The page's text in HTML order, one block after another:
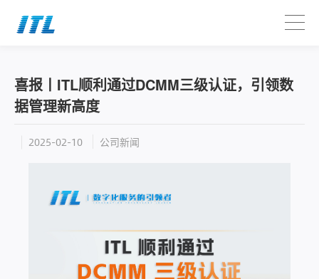
喜报丨ITL顺利通过DCMM三级认证，引领数
据管理新高度
2025-02-10 公司新闻